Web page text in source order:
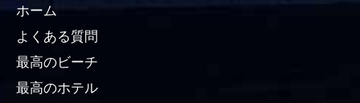
ホーム
よくある質問
最高のビーチ
最高のホテル